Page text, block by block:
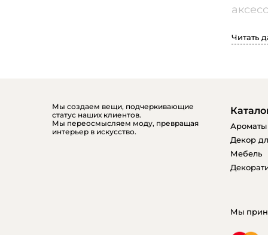
Наш
Читать
Мы создаем вещи, подчеркивающие
статус наших клиентов.
Мы переосмысляем моду, превращая
интерьер в искусство.
Декор
Мебель
Мы